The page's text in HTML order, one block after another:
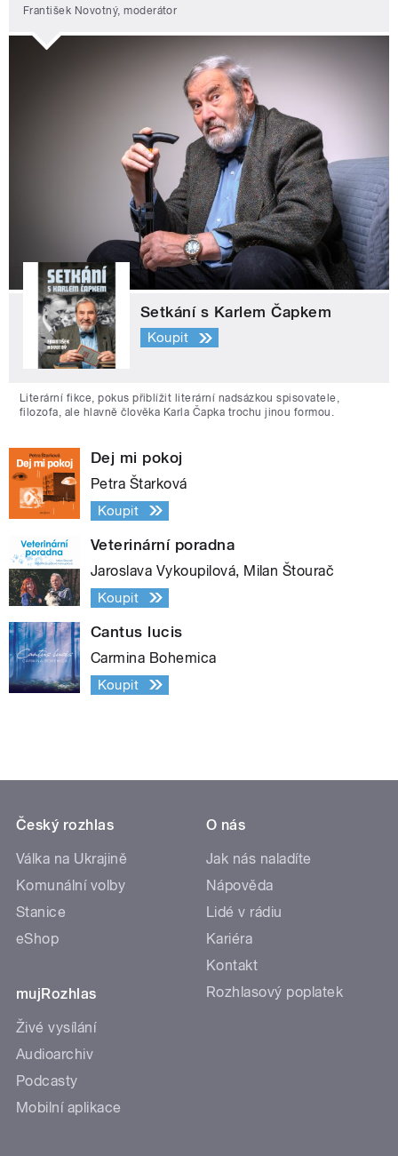
František Novotný, moderátor
Setkání s Karlem Čapkem
Koupit
Literární fikce, pokus přiblížit literární nadsázkou spisovatele,
filozofa, ale hlavně člověka Karla Čapka trochu jinou formou.
Dej mi pokoj
Petra Štarková
Koupit
Veterinární poradna
Jaroslava Vykoupilová, Milan Štourač
Koupit
Cantus lucis
Carmina Bohemica
Koupit
Český rozhlas
Válka na Ukrajině
Komunální volby
Stanice
eShop
mujRozhlas
Živé vysílání
Audioarchiv
Podcasty
Mobilní aplikace
O nás
Jak nás naladíte
Nápověda
Lidé v rádiu
Kariéra
Kontakt
Rozhlasový poplatek